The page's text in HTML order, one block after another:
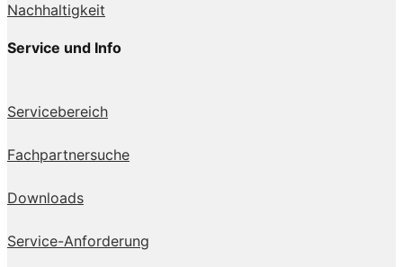
Nachhaltigkeit
Service und Info
Servicebereich
Fachpartnersuche
Downloads
Service-Anforderung